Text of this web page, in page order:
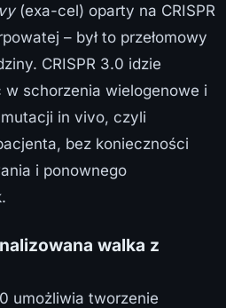
(exa-cel) oparty na CRISPR
– był to przełomowy
CRISPR 3.0 idzie
schorzenia wielogenowe i
in vivo, czyli
bez konieczności
i ponownego
walka z
umożliwia tworzenie